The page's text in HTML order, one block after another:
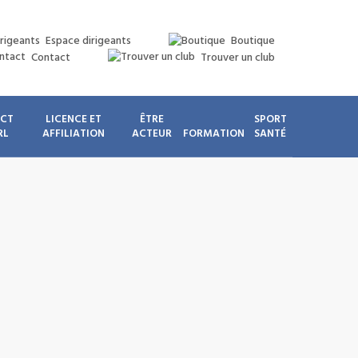
Espace dirigeants
Boutique
Contact
Trouver un club
LICENCE ET
AFFILIATION
ÊTRE
ACTEUR
FORMATION
SPORT
SANTÉ